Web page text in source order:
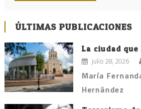
ÚLTIMAS PUBLICACIONES
La ciudad
julio 28, 2026
María
Hernández